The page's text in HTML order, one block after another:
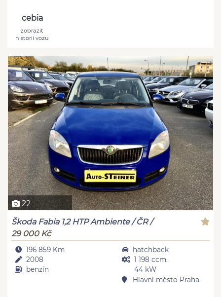
cebia
zobrazit
historii vozu
22
Škoda Fabia 1,2 HTP Ambiente / ČR /
29 000 Kč
196 859 Km
2008
benzín
hatchback
1 198 ccm,
44 kW
Hlavní město Praha